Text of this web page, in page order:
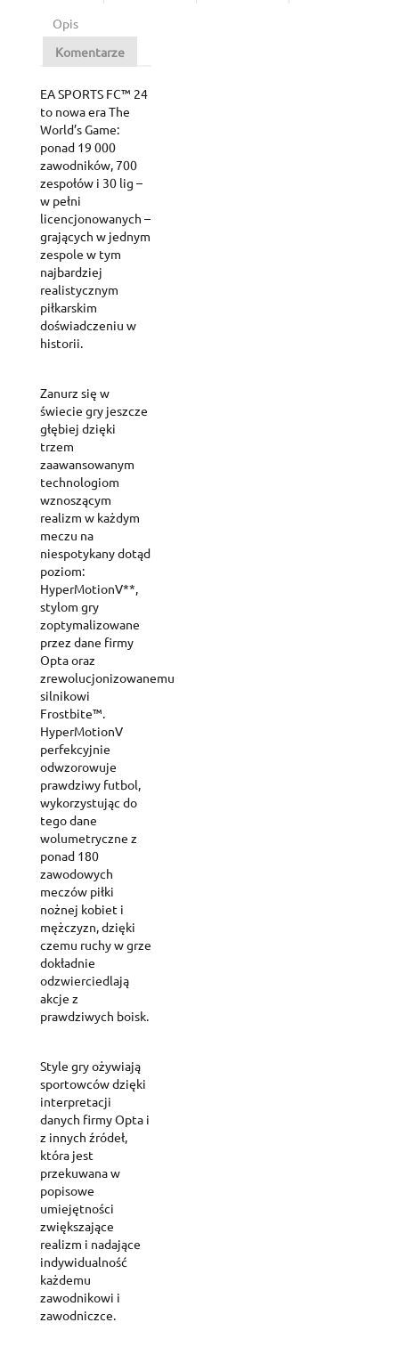
Opis
Komentarze
EA SPORTS FC™ 24
to nowa era The
World’s Game:
ponad 19 000
zawodników, 700
zespołów i 30 lig –
w pełni
licencjonowanych –
grających w jednym
zespole w tym
najbardziej
realistycznym
piłkarskim
doświadczeniu w
historii.
Zanurz się w
świecie gry jeszcze
głębiej dzięki
trzem
zaawansowanym
technologiom
wznoszącym
realizm w każdym
meczu na
niespotykany dotąd
poziom:
HyperMotionV**,
stylom gry
zoptymalizowane
przez dane firmy
Opta oraz
zrewolucjonizowanemu
silnikowi
Frostbite™.
HyperMotionV
perfekcyjnie
odwzorowuje
prawdziwy futbol,
wykorzystując do
tego dane
wolumetryczne z
ponad 180
zawodowych
meczów piłki
nożnej kobiet i
mężczyzn, dzięki
czemu ruchy w grze
dokładnie
odzwierciedlają
akcje z
prawdziwych boisk.
Style gry ożywiają
sportowców dzięki
interpretacji
danych firmy Opta i
z innych źródeł,
która jest
przekuwana w
popisowe
umiejętności
zwiększające
realizm i nadające
indywidualność
każdemu
zawodnikowi i
zawodniczce.